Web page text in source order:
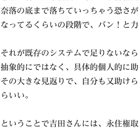
奈落の底まで落ちていっちゃう恐さ
なってるくらいの段階で、バン！と
それが既存のシステムで足りないな
抽象的にではなく、具体的個人的に
その大きな見返りで、自分も又助け
らいい。
ということで吉田さんには、永住権